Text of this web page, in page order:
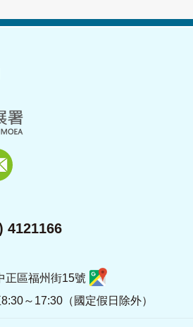
4121166
正區福州街15號
～17:30（國定假日除外）